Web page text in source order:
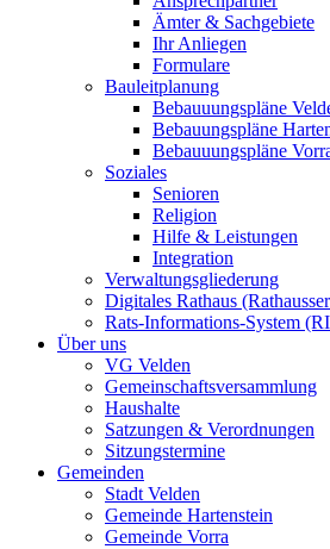
Ämter & Sachgebiete
Ihr Anliegen
Formulare
Bauleitplanung
Bebauuungspläne
Bebauungspläne
Bebauuungspläne
Soziales
Senioren
Religion
Hilfe & Leistungen
Integration
Verwaltungsgliederung
Digitales Rathaus
Rats-Informations-System
Über uns
VG Velden
Gemeinschaftsversammlung
Haushalte
Satzungen & Verordnungen
Sitzungstermine
Gemeinden
Stadt Velden
Gemeinde Hartenstein
Gemeinde Vorra